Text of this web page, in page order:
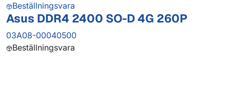
Beställningsvara
Asus DDR4 2400 SO-D 4G 260P
03A08-00040500
Beställningsvara